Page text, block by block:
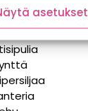
asetukset